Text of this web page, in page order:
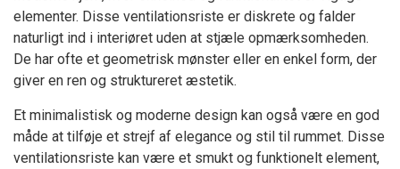
elementer. Disse ventilationsriste er diskrete og falder
naturligt ind i interiøret uden at stjæle opmærksomheden.
De har ofte et geometrisk mønster eller en enkel form, der
giver en ren og struktureret æstetik.
Et minimalistisk og moderne design kan også være en god
måde at tilføje et strejf af elegance og stil til rummet. Disse
ventilationsriste kan være et smukt og funktionelt element,